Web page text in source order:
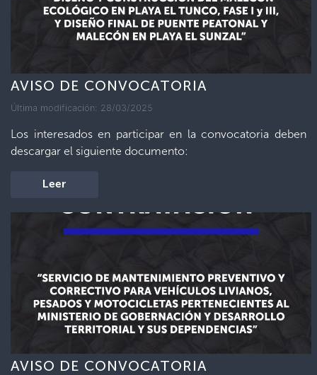
AVISO DE CONVOCATORIA
Última modificación: 28/03/2025
Los interesados en participar en la convocatoria deben
descargar el siguiente documento:
Leer
AVISO DE CONVOCATORIA